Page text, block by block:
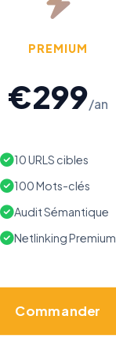
PREMIUM
€299/an
10 URLS cibles
100 Mots-clés
Audit Sémantique
Netlinking Premium
Commander